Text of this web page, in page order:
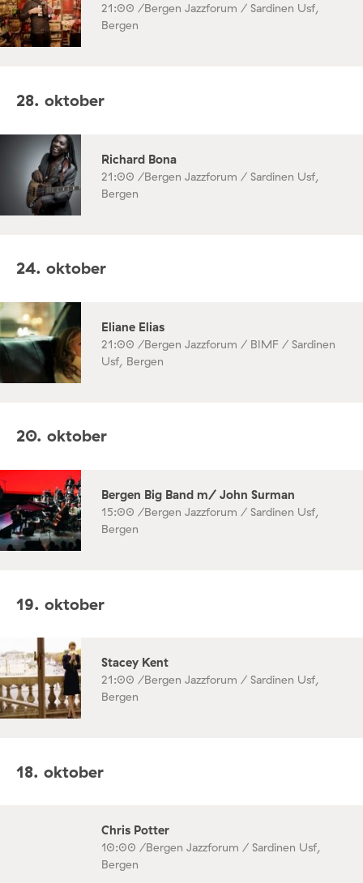
21:00 /Bergen Jazzforum / Sardinen Usf,
Bergen
28. oktober
Richard Bona
21:00 /Bergen Jazzforum / Sardinen Usf,
Bergen
24. oktober
Eliane Elias
21:00 /Bergen Jazzforum / BIMF / Sardinen
Usf, Bergen
20. oktober
Bergen Big Band m/ John Surman
15:00 /Bergen Jazzforum / Sardinen Usf,
Bergen
19. oktober
Stacey Kent
21:00 /Bergen Jazzforum / Sardinen Usf,
Bergen
18. oktober
Chris Potter
10:00 /Bergen Jazzforum / Sardinen Usf,
Bergen